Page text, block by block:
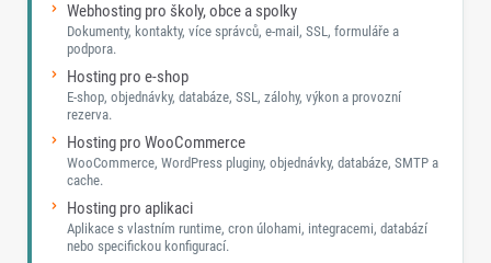
Webhosting pro školy, obce a spolky
Dokumenty, kontakty, více správců, e-mail, SSL, formuláře a
podpora.
Hosting pro e-shop
E-shop, objednávky, databáze, SSL, zálohy, výkon a provozní
rezerva.
Hosting pro WooCommerce
WooCommerce, WordPress pluginy, objednávky, databáze, SMTP a
cache.
Hosting pro aplikaci
Aplikace s vlastním runtime, cron úlohami, integracemi, databází
nebo specifickou konfigurací.